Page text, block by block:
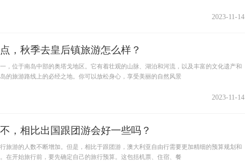
2023-11-14
，秋季去皇后镇旅游怎么样？
，位于南岛中部的奥塔戈地区。它有着壮观的山脉、湖泊和河流，以及丰富的文化遗产和
的旅游路线上的必经之地。你可以放松身心，享受美丽的自然风景
2023-11-14
，相比出国跟团游会好一些吗？
旅游的人数不断增加。但是，相比于跟团游，澳大利亚自由行需要更加精细的预算规划和
在开始旅行前，要先确定自己的旅行预算。这包括机票、住宿、餐